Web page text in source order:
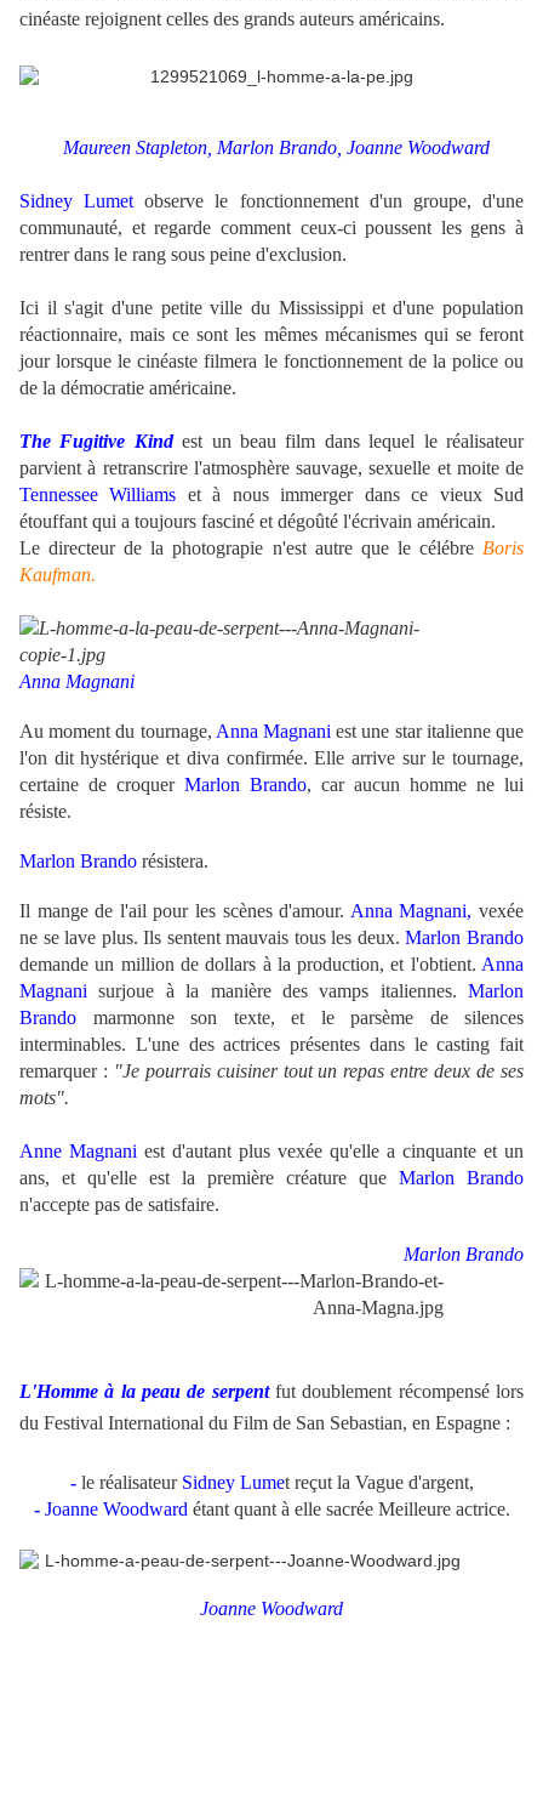
cinéaste rejoignent celles des grands auteurs américains.
Maureen Stapleton, Marlon Brando, Joanne Woodward
Sidney Lumet observe le fonctionnement d'un groupe, d'une
communauté, et regarde comment ceux-ci poussent les gens à
rentrer dans le rang sous peine d'exclusion.
Ici il s'agit d'une petite ville du Mississippi et d'une population
réactionnaire, mais ce sont les mêmes mécanismes qui se feront
jour lorsque le cinéaste filmera le fonctionnement de la police ou
de la démocratie américaine.
The Fugitive Kindest un beau film dans lequel le réalisateur
parvient à retranscrire l'atmosphère sauvage, sexuelle et moite de
Tennessee Williams et à nous immerger dans ce vieux Sud
étouffant qui a toujours fasciné et dégoûté l'écrivain américain.
Le directeur de la photograpie n'est autre que le célébre Boris
Kaufman.
Anna Magnani
Au moment du tournage, Anna Magnani est une star italienne que
l'on dit hystérique et diva confirmée. Elle arrive sur le tournage,
certaine de croquer Marlon Brando, car aucun homme ne lui
résiste.
Marlon Brando résistera.
Il mange de l'ail pour les scènes d'amour. Anna Magnani, vexée
ne se lave plus. Ils sentent mauvais tous les deux.Marlon Brando
demande un million de dollars à la production, et l'obtient. Anna
Magnani surjoue à la manière des vamps italiennes. Marlon
Brando marmonne son texte, et le parsème de silences
interminables. L'une des actrices présentes dans le casting fait
remarquer : "Je pourrais cuisiner tout un repas entre deux de ses
mots".
Anne Magnani est d'autant plus vexée qu'elle a cinquante et un
ans, et qu'elle est la première créature que Marlon Brando
n'accepte pas de satisfaire.
Marlon Brando
L'Homme à la peau de serpentfut doublement récompensé lors
du Festival International du Film de San Sebastian, en Espagne :
-le réalisateur Sidney Lumet reçut la Vague d'argent,
- Joanne Woodward étant quant à elle sacrée Meilleure actrice.
Joanne Woodward